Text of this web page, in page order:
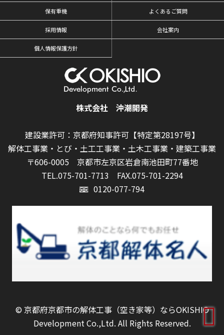
保有重機 よくあるご質問
採用情報 会社案内
個人情報保護方針
株式会社 沖潮開発
建設業許可：京都府知事許可【特定第28197号】
解体工事業・とび・土工工事業・土木工事業・建築工事業
〒606-0005 京都市左京区岩倉南池田町77番地
TEL.075-701-7713 FAX.075-701-2294
0120-077-794
© 京都府京都市の解体工事（空き家等）ならOKISHIO
Development Co.,Ltd. All Rights Reserved.